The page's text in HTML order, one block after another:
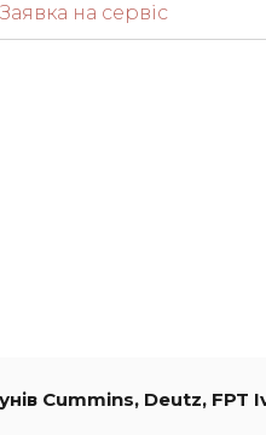
Заявка на сервіс
Cummins, Deutz, FPT